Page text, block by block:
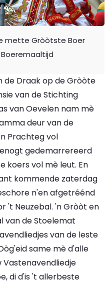
mette Gròòtste Boer
de Draak op de Gròòte
van de Stichting
van Oevelen nam mè
deur van de
Prachteg vol
gedemarrereerd
koers vol mè leut. En
kommende zaterdag
n'en afgetréénd
't Neuzebal. 'n Gròòt en
van de Stoelemat
van de leste
same mè d'alle
Vastenavendliedje
di d'is 't allerbeste